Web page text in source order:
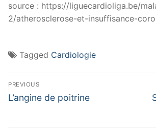
source : https://liguecardioliga.be/
2/atherosclerose-et-insuffisance-
Tagged Cardiologie
PREVIOUS
L’angine de poitrine